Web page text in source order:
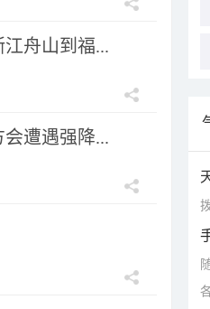
江舟山到福...
遭遇强降...